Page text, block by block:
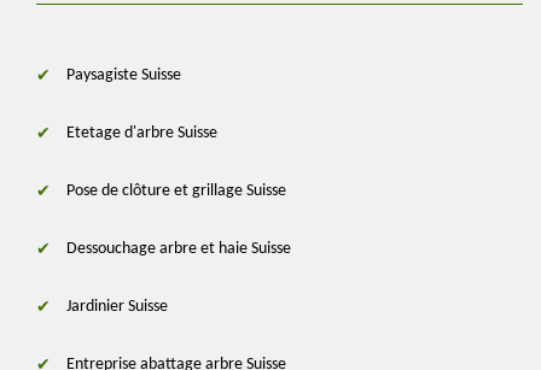
Paysagiste Suisse
Etetage d'arbre Suisse
Pose de clôture et grillage Suisse
Dessouchage arbre et haie Suisse
Jardinier Suisse
Entreprise abattage arbre Suisse